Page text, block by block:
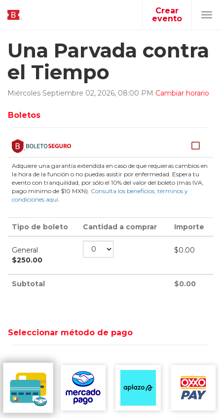
Crear
evento
Una Parvada contra
el Tiempo
Miércoles Septiembre 02, 2026, 08:00 PM Cambiar horario
Boletos
Adquiere una garantía extendida en caso de que requieras cambios en
la hora de la función o no puedas asistir por enfermedad. Espera tu
evento con tranquilidad, por sólo el 10% del valor del boleto (más IVA,
pago mínimo de $10 MXN). Consulta los beneficios, términos y
condiciones aquí.
Tipo de boleto Cantidad a comprar Importe
General
$250.00
$0.00
Subtotal $0.00
Seleccionar método de pago